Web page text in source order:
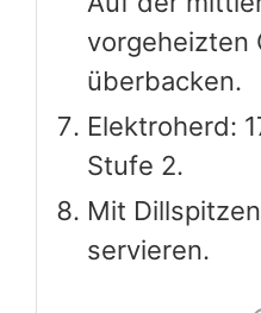
Eischaum -Toast